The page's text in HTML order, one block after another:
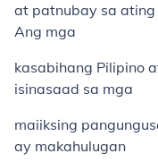
at patnubay sa
Ang mga
kasabihang Pilipino
isinasaad sa mga
maiiksing
ay makahulugan